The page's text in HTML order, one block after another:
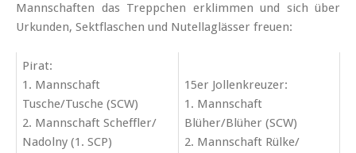
Mann­schaften das Treppchen er­klimmen und sich über
Urkunden, Sekt­flaschen und Nutella­glässer freuen:
Pirat:
1. Mannschaft
Tusche/Tusche (SCW)
2. Mannschaft Scheffler/
Nadolny (1. SCP)
15er Jollenkreuzer:
1. Mannschaft
Blüher/Blüher (SCW)
2. Mannschaft Rülke/